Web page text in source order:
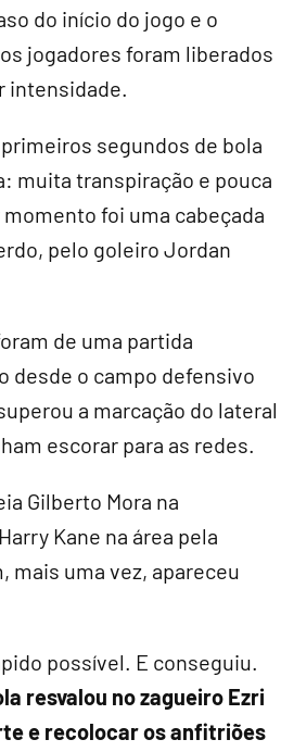
do início do jogo e o
jogadores foram liberados
intensidade.
segundos de bola
muita transpiração e pouca
foi uma cabeçada
pelo goleiro Jordan
de uma partida
desde o campo defensivo
a marcação do lateral
escorar para as redes.
Gilberto Mora na
Kane na área pela
mais uma vez, apareceu
possível. E conseguiu.
resvalou no zagueiro Ezri
e recolocar os anfitriões